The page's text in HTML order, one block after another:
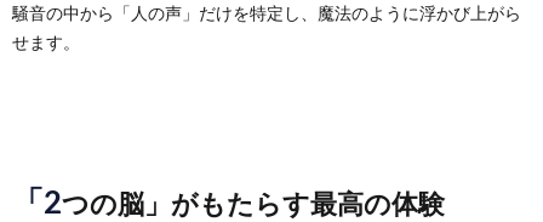
騒音の中から「人の声」だけを特定し、魔法のように浮かび上がら
せます。
「2つの脳」がもたらす最高の体験